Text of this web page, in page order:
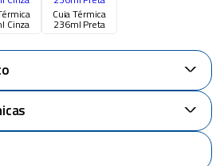
Cinza
Cuia Térmica
236ml Preta
+
+